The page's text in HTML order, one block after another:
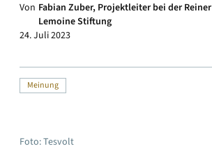
Von Fabian Zuber, Projektleiter bei der Reiner
Lemoine Stiftung
24. Juli 2023
Meinung
Foto: Tesvolt